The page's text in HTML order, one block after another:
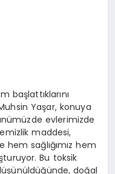
başlattıklarını
Yaşar, konuya
evlerimizde
maddesi,
sağlığımız hem
Bu toksik
doğal